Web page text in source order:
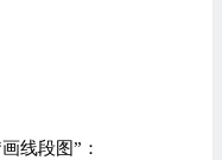
线段图”：